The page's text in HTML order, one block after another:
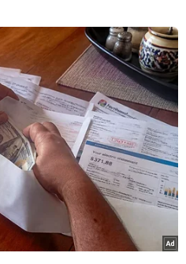
vào thời điểm đó
trong vụ việc.
rõ danh tính tấn công
Sudan]
mọi hình thức bạo lực và
hành vi vi phạm sự
ngoại giao, đồng
thiết phải tôn trọng các
các thỏa thuận quốc tế
Công ước Vienna về